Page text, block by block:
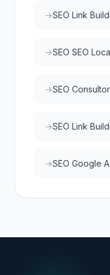
SEO Link
SEO SEO
SEO
SEO Link
SEO Google